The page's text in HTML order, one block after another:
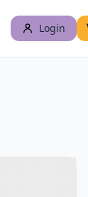
Login